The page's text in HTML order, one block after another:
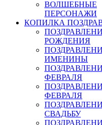
ВОЛШЕБНЫЕ
ПЕРСОНАЖИ
КОПИЛКА
РОЖДЕНИЯ
ИМЕНИНЫ
ФЕВРАЛЯ
ФЕВРАЛЯ
СВАДЬБУ